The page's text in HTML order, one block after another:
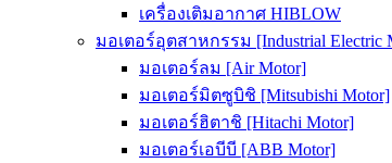
เครื่องเติมอากาศ HIBLOW
มอเตอร์อุตสาหกรรม [Industrial Electric
มอเตอร์ลม [Air Motor]
มอเตอร์มิตซูบิชิ [Mitsubishi Motor]
มอเตอร์ฮิตาชิ [Hitachi Motor]
มอเตอร์เอบีบี [ABB Motor]